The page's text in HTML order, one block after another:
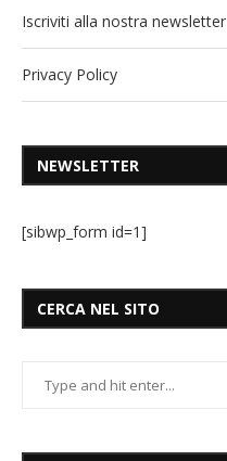
Iscriviti alla nostra newsletter
Privacy Policy
NEWSLETTER
[sibwp_form id=1]
CERCA NEL SITO